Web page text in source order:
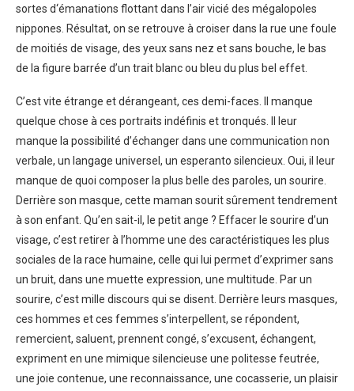
sortes d‘émanations flottant dans l’air vicié des mégalopoles
nippones. Résultat, on se retrouve à croiser dans la rue une foule
de moitiés de visage, des yeux sans nez et sans bouche, le bas
de la figure barrée d’un trait blanc ou bleu du plus bel effet.
C’est vite étrange et dérangeant, ces demi-faces. Il manque
quelque chose à ces portraits indéfinis et tronqués. Il leur
manque la possibilité d’échanger dans une communication non
verbale, un langage universel, un esperanto silencieux. Oui, il leur
manque de quoi composer la plus belle des paroles, un sourire.
Derrière son masque, cette maman sourit sûrement tendrement
à son enfant. Qu’en sait-il, le petit ange ? Effacer le sourire d’un
visage, c’est retirer à l’homme une des caractéristiques les plus
sociales de la race humaine, celle qui lui permet d’exprimer sans
un bruit, dans une muette expression, une multitude. Par un
sourire, c’est mille discours qui se disent. Derrière leurs masques,
ces hommes et ces femmes s’interpellent, se répondent,
remercient, saluent, prennent congé, s’excusent, échangent,
expriment en une mimique silencieuse une politesse feutrée,
une joie contenue, une reconnaissance, une cocasserie, un plaisir